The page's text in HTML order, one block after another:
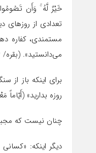
خَیْرٌ لَّهُ ۚ وَأَن
تعدادى از روزهاى
مستمندى، کفاره
مى‌دانستید». (بقره/ ۱۸۴)
براى اینکه باز از
روزه بدارید» (أَیّاماً
چنان نیست که
دیگر اینکه: